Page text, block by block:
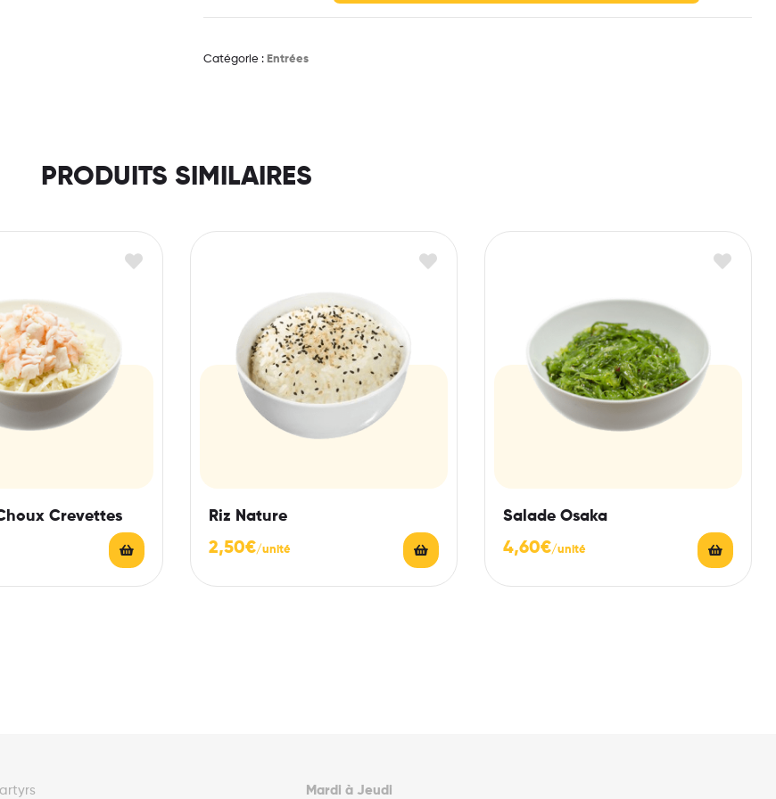
Catégorie : Entrées
PRODUITS SIMILAIRES
Crevettes Riz Nature
2,50€
Salade Osaka
4,60€
Mardi à Jeudi